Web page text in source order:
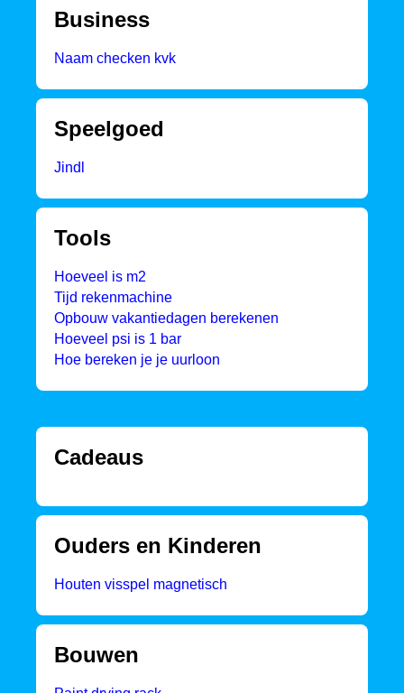
Business
Naam checken kvk
Speelgoed
Jindl
Tools
Hoeveel is m2
Tijd rekenmachine
Opbouw vakantiedagen berekenen
Hoeveel psi is 1 bar
Hoe bereken je je uurloon
Cadeaus
Ouders en Kinderen
Houten visspel magnetisch
Bouwen